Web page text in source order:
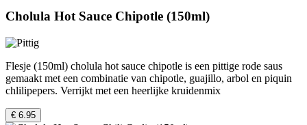
Cholula Hot Sauce Chipotle (150ml)
Flesje (150ml) cholula hot sauce chipotle is een pittige rode saus
gemaakt met een combinatie van chipotle, guajillo, arbol en piquin
chlilipepers. Verrijkt met een heerlijke kruidenmix
€ 6.95